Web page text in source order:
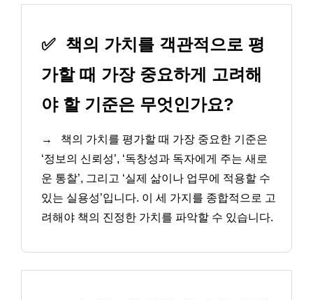
✅ 책의 가치를 객관적으로 평
가할 때 가장 중요하게 고려해
야 할 기준은 무엇인가요?
→
책의 가치를 평가할 때 가장 중요한 기준은
‘정보의 신뢰성’, ‘독창성과 독자에게 주는 새로
운 통찰’, 그리고 ‘실제 삶이나 업무에 적용할 수
있는 실용성’입니다. 이 세 가지를 종합적으로 고
려해야 책의 진정한 가치를 파악할 수 있습니다.